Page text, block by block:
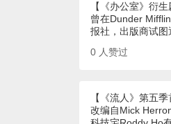
【《办公室》衍
曾在Dunder
报社，出版商试
0 人赞过
【《流人》第五季
改编自Mick